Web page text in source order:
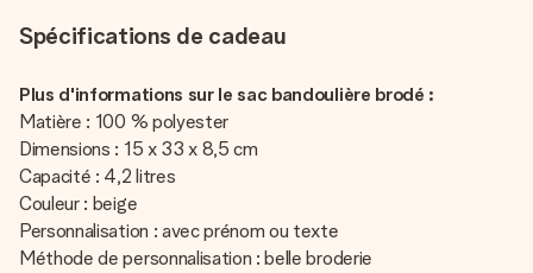
Spécifications de cadeau
Plus d'informations sur le sac bandoulière brodé :
Matière : 100 % polyester
Dimensions : 15 x 33 x 8,5 cm
Capacité : 4,2 litres
Couleur : beige
Personnalisation : avec prénom ou texte
Méthode de personnalisation : belle broderie